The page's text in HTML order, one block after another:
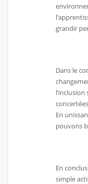
grandir
Dans le
En
pouvons
En
simple